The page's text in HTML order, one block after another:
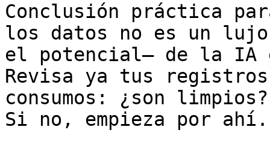
Conclusión práctica
los datos no es un
el potencial— de la IA
Revisa ya tus
consumos: ¿son
Si no, empieza por